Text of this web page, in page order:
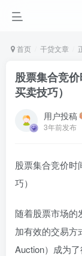
首页 干贷文章
股票集合竞
买卖技巧）
用户投稿
3年前发布
股票集合竞价时
巧）
随着股票市场的
加有效的交易方
Auction）成为